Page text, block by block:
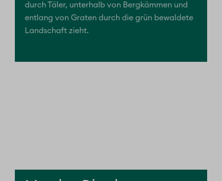
durch Täler, unterhalb von Bergkämmen und
entlang von Graten durch die grün bewaldete
Landschaft zieht.